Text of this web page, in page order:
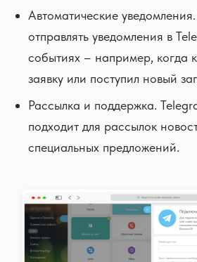
Автоматические
отправлять уведомления в
событиях – например, когда
заявку или поступил новый
Рассылка и поддержка.
подходит для рассылок
специальных предложений.